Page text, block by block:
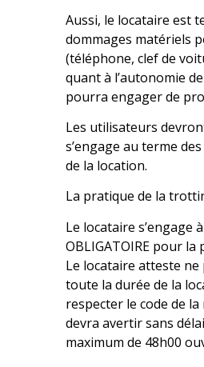
Aussi, le locataire est
dommages matériels
(téléphone, clef de
quant à l’autonomie
pourra engager de
Les utilisateurs
s’engage au terme
de la location.
La pratique de la
Le locataire
OBLIGATOIRE pour la
Le locataire atteste
toute la durée de la
respecter le code de
devra avertir sans
maximum de 48h00